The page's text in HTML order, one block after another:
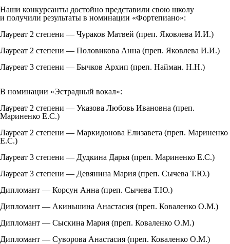
Наши конкурсанты достойно представили свою школу
и получили результаты в номинации «Фортепиано»:
Лауреат 2 степени — Чураков Матвей (преп. Яковлева И.И.)
Лауреат 2 степени — Половикова Анна (преп. Яковлева И.И.)
Лауреат 3 степени — Бычков Архип (преп. Найман. Н.Н.)
В номинации «Эстрадный вокал»:
Лауреат 2 степени — Указова Любовь Ивановна (преп.
Мариненко Е.С.)
Лауреат 2 степени — Маркидонова Елизавета (преп. Мариненко
Е.С.)
Лауреат 3 степени — Дудкина Дарья (преп. Мариненко Е.С.)
Лауреат 3 степени — Девянина Мария (преп. Сычева Т.Ю.)
Дипломант — Корсун Анна (преп. Сычева Т.Ю.)
Дипломант — Акиньшина Анастасия (преп. Коваленко О.М.)
Дипломант — Сыскина Мария (преп. Коваленко О.М.)
Дипломант — Суворова Анастасия (преп. Коваленко О.М.)